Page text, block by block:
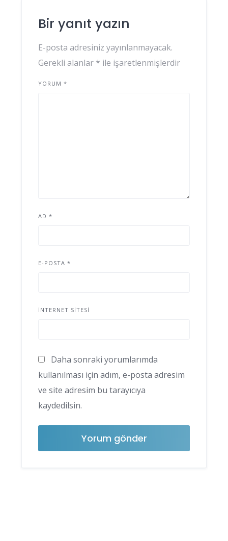
Bir yanıt yazın
E-posta adresiniz yayınlanmayacak.
Gerekli alanlar * ile işaretlenmişlerdir
YORUM *
AD *
E-POSTA *
İNTERNET SITESI
Daha sonraki yorumlarımda
kullanılması için adım, e-posta adresim
ve site adresim bu tarayıcıya
kaydedilsin.